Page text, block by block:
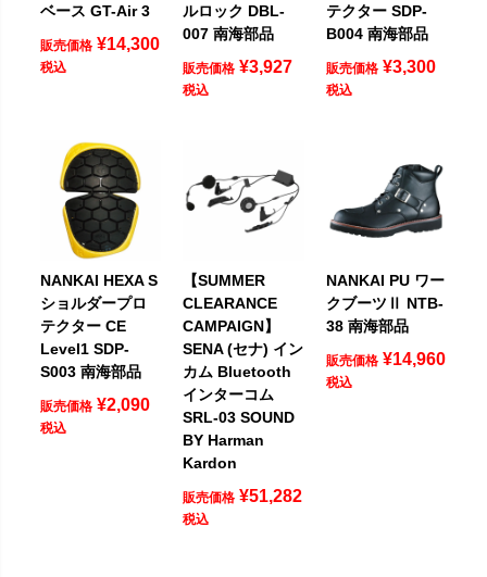
ベース GT-Air 3
販売価格 ¥14,300
税込
ルロック DBL-
007 南海部品
販売価格 ¥3,927
税込
テクター SDP-
B004 南海部品
販売価格 ¥3,300
税込
NANKAI HEXA S
ショルダープロ
テクター CE
Level1 SDP-
S003 南海部品
販売価格 ¥2,090
税込
【SUMMER
CLEARANCE
CAMPAIGN】
SENA (セナ) イン
カム Bluetooth
インターコム
SRL-03 SOUND
BY Harman
Kardon
販売価格 ¥51,282
税込
NANKAI PU ワー
クブーツⅡ NTB-
38 南海部品
販売価格 ¥14,960
税込